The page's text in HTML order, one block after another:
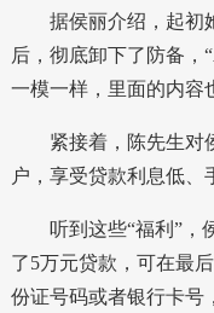
据侯丽介绍，起初她
后，彻底卸下了防备，
一模一样，里面的内容
紧接着，陈先生对侯
户，享受贷款利息低、
听到这些“福利”，侯
了5万元贷款，可在最
份证号码或者银行卡号